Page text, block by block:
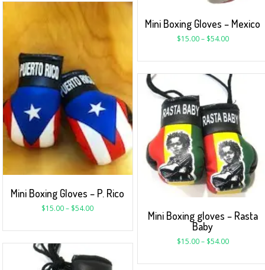
Mini Boxing Gloves – Mexico
$15.00– $54.00
Mini Boxing Gloves – P. Rico
$15.00– $54.00
Mini Boxing gloves – Rasta
Baby
$15.00– $54.00